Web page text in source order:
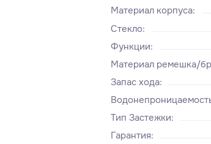
Материал корпуса:
Стекло:
Функции:
Материал ремешка/
Запас хода:
Тип Застежки:
Гарантия: